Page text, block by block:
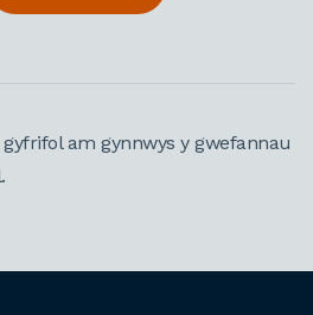
am gynnwys y gwefannau